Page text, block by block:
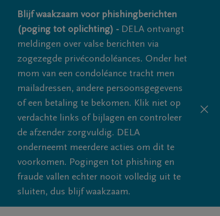
Blijf waakzaam voor phishingberichten
(poging tot oplichting) - DELA ontvangt
meldingen over valse berichten via
zogezegde privécondoléances. Onder het
mom van een condoléance tracht men
mailadressen, andere persoonsgegevens
of een betaling te bekomen. Klik niet op
verdachte links of bijlagen en controleer
de afzender zorgvuldig. DELA
onderneemt meerdere acties om dit te
voorkomen. Pogingen tot phishing en
fraude vallen echter nooit volledig uit te
sluiten, dus blijf waakzaam.